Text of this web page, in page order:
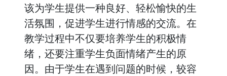
该为学生提供一种良好、轻松愉快的生
活氛围，促进学生进行情感的交流。在
教学过程中不仅要培养学生的积极情
绪，还要注重学生负面情绪产生的原
因。由于学生在遇到问题的时候，较容